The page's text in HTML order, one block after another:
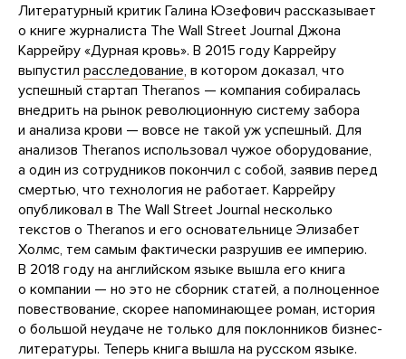
Литературный критик Галина Юзефович рассказывает
о книге журналиста The Wall Street Journal Джона
Каррейру «Дурная кровь». В 2015 году Каррейру
выпустил расследование, в котором доказал, что
успешный стартап Theranos — компания собиралась
внедрить на рынок революционную систему забора
и анализа крови — вовсе не такой уж успешный. Для
анализов Theranos использовал чужое оборудование,
а один из сотрудников покончил с собой, заявив перед
смертью, что технология не работает. Каррейру
опубликовал в The Wall Street Journal несколько
текстов о Theranos и его основательнице Элизабет
Холмс, тем самым фактически разрушив ее империю.
В 2018 году на английском языке вышла его книга
о компании — но это не сборник статей, а полноценное
повествование, скорее напоминающее роман, история
о большой неудаче не только для поклонников бизнес-
литературы. Теперь книга вышла на русском языке.